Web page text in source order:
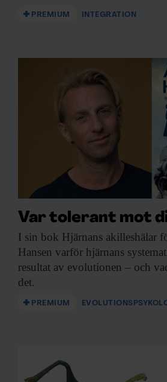
PREMIUM INTEGRATION
Var tolerant mot
I sin bok Hjärnans akilleshälar
Hansen varför hjärnans
resultat av evolutionen – och
det.
PREMIUM